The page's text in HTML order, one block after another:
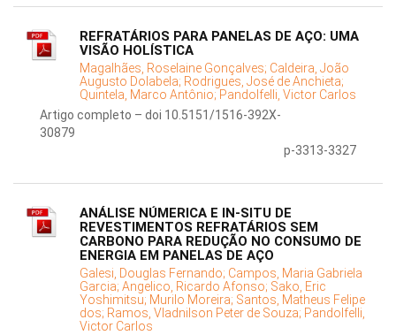
REFRATÁRIOS PARA PANELAS DE AÇO: UMA
VISÃO HOLÍSTICA
Magalhães, Roselaine Gonçalves; Caldeira, João
Augusto Dolabela; Rodrigues, José de Anchieta;
Quintela, Marco Antônio; Pandolfelli, Victor Carlos
Artigo completo – doi 10.5151/1516-392X-
30879
p-3313-3327
ANÁLISE NÚMERICA E IN-SITU DE
REVESTIMENTOS REFRATÁRIOS SEM
CARBONO PARA REDUÇÃO NO CONSUMO DE
ENERGIA EM PANELAS DE AÇO
Galesi, Douglas Fernando; Campos, Maria Gabriela
Garcia; Angelico, Ricardo Afonso; Sako, Eric
Yoshimitsu; Murilo Moreira; Santos, Matheus Felipe
dos; Ramos, Vladnilson Peter de Souza; Pandolfelli,
Victor Carlos